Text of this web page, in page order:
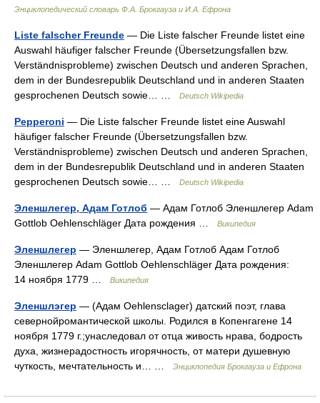
Энциклопедический словарь Ф.А. Брокгауза и И.А. Ефрона
Liste falscher Freunde — Die Liste falscher Freunde listet eine
Auswahl häufiger falscher Freunde (Übersetzungsfallen bzw.
Verständnisprobleme) zwischen Deutsch und anderen Sprachen,
dem in der Bundesrepublik Deutschland und in anderen Staaten
gesprochenen Deutsch sowie… …
Deutsch Wikipedia
Pepperoni — Die Liste falscher Freunde listet eine Auswahl
häufiger falscher Freunde (Übersetzungsfallen bzw.
Verständnisprobleme) zwischen Deutsch und anderen Sprachen,
dem in der Bundesrepublik Deutschland und in anderen Staaten
gesprochenen Deutsch sowie… …
Deutsch Wikipedia
Эленшлегер, Адам Готлоб — Адам Готлоб Эленшлегер Adam
Gottlob Oehlenschläger Дата рождения …
Википедия
Эленшлегер — Эленшлегер, Адам Готлоб Адам Готлоб
Эленшлегер Adam Gottlob Oehlenschläger Дата рождения:
14 ноября 1779 …
Википедия
Эленшлэгер — (Адам Оеhlеnsсlagег) датский поэт, глава
севернойромантической школы. Родился в Копенгагене 14
ноября 1779 г.;унаследовал от отца живость нрава, бодрость
духа, жизнерадостность игорячность, от матери душевную
чуткость, мечтательность и… …
Энциклопедия Брокгауза и Ефрона